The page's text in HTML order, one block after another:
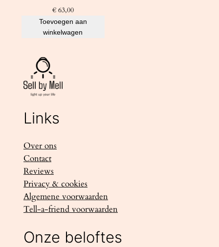
€63,00
Toevoegen aan
winkelwagen
Links
Over ons
Contact
Reviews
Privacy & cookies
Algemene voorwaarden
Tell-a-friend voorwaarden
Onze beloftes